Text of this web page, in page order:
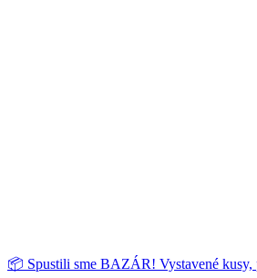
📦 Spustili sme BAZÁR! Vystavené kusy,